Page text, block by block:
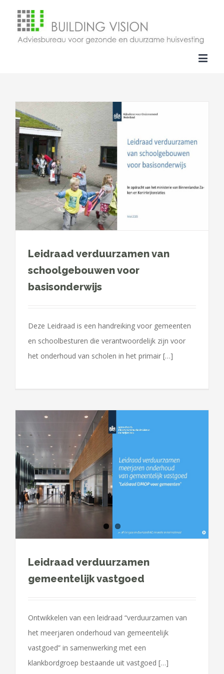
Leidraad verduurzamen van
schoolgebouwen voor
basisonderwijs
Deze Leidraad is een handreiking voor gemeenten
en schoolbesturen die verantwoordelijk zijn voor
het onderhoud van scholen in het primair […]
Leidraad verduurzamen
gemeentelijk vastgoed
Ontwikkelen van een leidraad “verduurzamen van
het meerjaren onderhoud van gemeentelijk
vastgoed” in samenwerking met een
klankbordgroep bestaande uit vastgoed […]